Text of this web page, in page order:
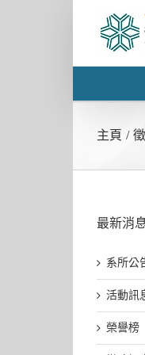
主頁 /
最新消
系所公
活動訊
榮譽榜